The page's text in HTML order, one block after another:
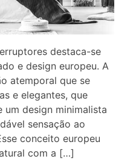
destaca-se
e design europeu. A
atemporal que se
e elegantes, que
um design minimalista
sensação ao
conceito europeu
com a […]